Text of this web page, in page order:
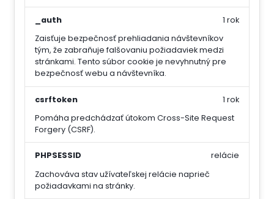
_auth
Zaisťuje bezpečnosť prehliadania návštevníkov
tým, že zabraňuje falšovaniu požiadaviek medzi
stránkami. Tento súbor cookie je nevyhnutný pre
bezpečnosť webu a návštevníka.
1 rok
csrftoken
Pomáha predchádzať útokom Cross-Site Request
Forgery (CSRF).
1 rok
PHPSESSID
Zachováva stav užívateľskej relácie naprieč
požiadavkami na stránky.
relácie